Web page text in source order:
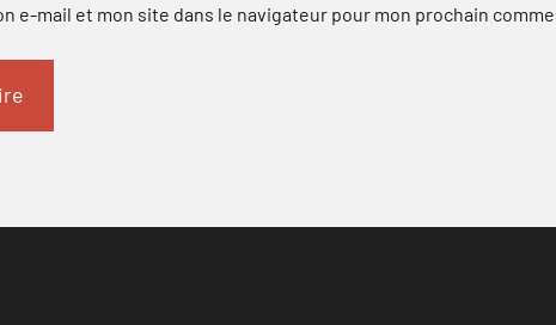
e-mail et mon site dans le navigateur pour mon prochain